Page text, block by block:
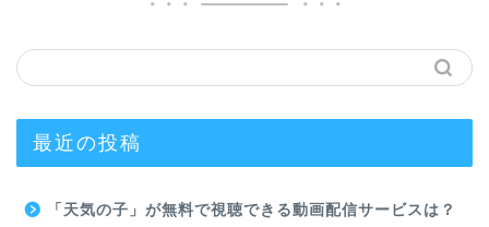
最近の投稿
「天気の子」が無料で視聴できる動画配信サービスは？